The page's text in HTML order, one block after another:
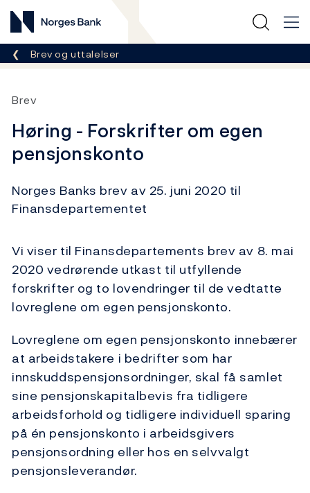
Norges Bank
Her er du nå:
Brev og uttalelser
Brev
Høring - Forskrifter om egen
pensjonskonto
Norges Banks brev av 25. juni 2020 til
Finansdepartementet
Vi viser til Finansdepartements brev av 8. mai
2020 vedrørende utkast til utfyllende
forskrifter og to lovendringer til de vedtatte
lovreglene om egen pensjonskonto.
Lovreglene om egen pensjonskonto innebærer
at arbeidstakere i bedrifter som har
innskuddspensjonsordninger, skal få samlet
sine pensjonskapitalbevis fra tidligere
arbeidsforhold og tidligere individuell sparing
på én pensjonskonto i arbeidsgivers
pensjonsordning eller hos en selvvalgt
pensjonsleverandør.